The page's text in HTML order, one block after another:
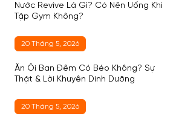
Nước Revive Là Gì? Có Nên Uống Khi
Tập Gym Không?
20 Tháng 5, 2026
Ăn Ổi Ban Đêm Có Béo Không? Sự
Thật & Lời Khuyên Dinh Dưỡng
20 Tháng 5, 2026